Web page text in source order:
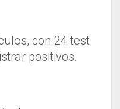
con 24 test
positivos.